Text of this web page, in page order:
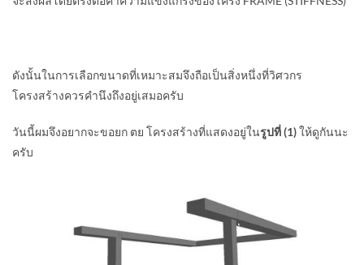
ดังนั้นในการเลือกขนาดที่เหมาะสมจึงถือเป็นสิ่งหนึ่งที่วิศวกร
โครงสร้างควรคำนึงถึงอยู่เสมอครับ
วันนี้ผมจึงอยากจะขอยก ตย โครงสร้างที่แสดงอยู่ในรูปที่ (1)ให้ดูกันนะ
ครับ